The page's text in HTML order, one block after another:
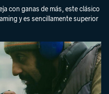
con ganas de más, este clásico
y es sencillamente superior